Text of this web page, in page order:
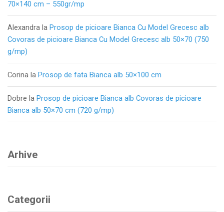
70×140 cm – 550gr/mp
Alexandra la Prosop de picioare Bianca Cu Model Grecesc alb
Covoras de picioare Bianca Cu Model Grecesc alb 50×70 (750
g/mp)
Corina la Prosop de fata Bianca alb 50×100 cm
Dobre la Prosop de picioare Bianca alb Covoras de picioare
Bianca alb 50×70 cm (720 g/mp)
Arhive
Categorii